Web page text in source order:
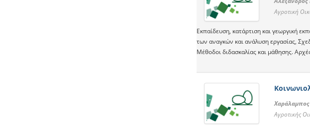
Αγροτική
Εκπαίδευση, κατάρτιση και γεωργική
των αναγκών και ανάλυση εργασίας,
Μέθοδοι διδασκαλίας και μάθησης.
Χαράλαμπος
Αγροτικής